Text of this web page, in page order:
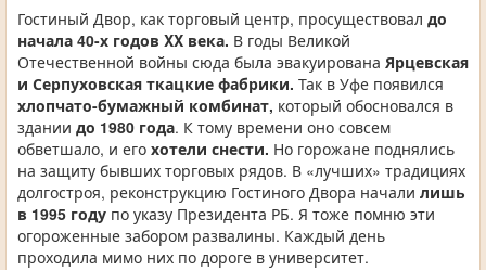
Гостиный Двор, как торговый центр, просуществовал до
начала 40-х годов XX века. В годы Великой
Отечественной войны сюда была эвакуирована Ярцевская
и Серпуховская ткацкие фабрики. Так в Уфе появился
хлопчато-бумажный комбинат, который обосновался в
здании до 1980 года. К тому времени оно совсем
обветшало, и его хотели снести. Но горожане поднялись
на защиту бывших торговых рядов. В «лучших» традициях
долгостроя, реконструкцию Гостиного Двора начали лишь
в 1995 году по указу Президента РБ. Я тоже помню эти
огороженные забором развалины. Каждый день
проходила мимо них по дороге в университет.